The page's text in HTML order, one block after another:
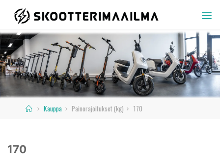
content
SKOOTTERIMAAILMA
HomeKauppa Painorajoitukset (kg) 170
170